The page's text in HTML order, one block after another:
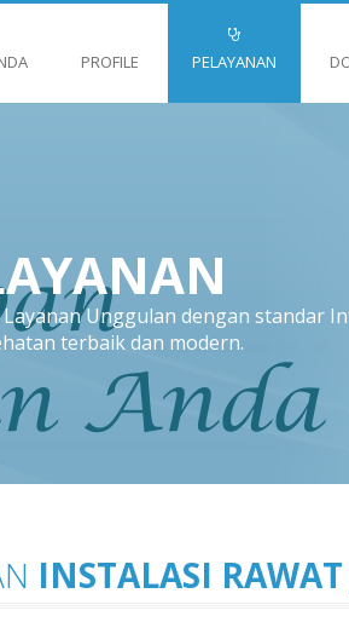
PROFILE PELAYANAN
Unggulan dengan standar
terbaik dan modern.
INSTALASI